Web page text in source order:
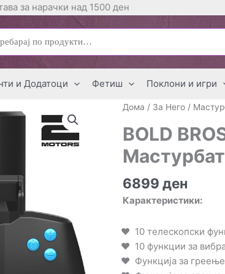
за нарачки над 1500 ден
и Додатоци Фетиш Поклони и игри
Дома / За Него /
BOLD
6899 ден
Карактеристики:
10 телескопски
10 функции за
Функција за греење